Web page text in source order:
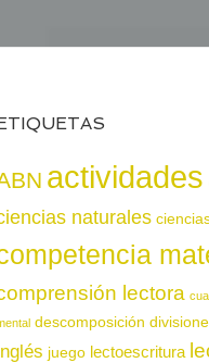
actividades
naturales
lectora
descomposición
juego lectoescritura